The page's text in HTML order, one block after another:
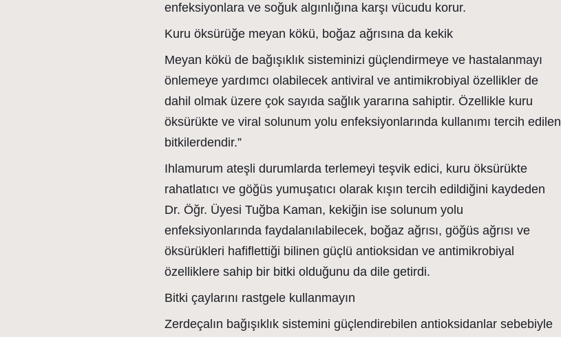
enfeksiyonlara ve soğuk algınlığına karşı vücudu korur.
Kuru öksürüğe meyan kökü, boğaz ağrısına da kekik
Meyan kökü de bağışıklık sisteminizi güçlendirmeye ve hastalanmayı
önlemeye yardımcı olabilecek antiviral ve antimikrobiyal özellikler de
dahil olmak üzere çok sayıda sağlık yararına sahiptir. Özellikle kuru
öksürükte ve viral solunum yolu enfeksiyonlarında kullanımı tercih edilen
bitkilerdendir.”
Ihlamurum ateşli durumlarda terlemeyi teşvik edici, kuru öksürükte
rahatlatıcı ve göğüs yumuşatıcı olarak kışın tercih edildiğini kaydeden
Dr. Öğr. Üyesi Tuğba Kaman, kekiğin ise solunum yolu
enfeksiyonlarında faydalanılabilecek, boğaz ağrısı, göğüs ağrısı ve
öksürükleri hafiflettiği bilinen güçlü antioksidan ve antimikrobiyal
özelliklere sahip bir bitki olduğunu da dile getirdi.
Bitki çaylarını rastgele kullanmayın
Zerdeçalın bağışıklık sistemini güçlendirebilen antioksidanlar sebebiyle